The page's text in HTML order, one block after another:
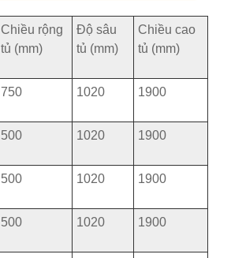
Chiều rộng
tủ (mm)
Độ sâu
tủ (mm)
Chiều cao
tủ (mm)
750 1020 1900
500 1020 1900
500 1020 1900
500 1020 1900